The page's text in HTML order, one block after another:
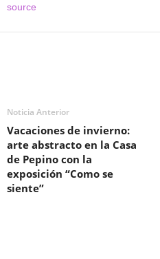
source
Noticia Anterior
Vacaciones de invierno:
arte abstracto en la Casa
de Pepino con la
exposición “Como se
siente”